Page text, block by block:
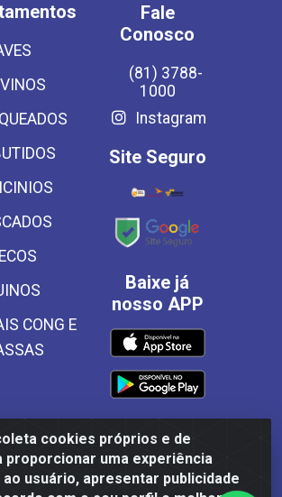
cookies próprios e de
uma experiência
usuário, apresentar publicidade
CONG E
Fale
Conosco
(81) 3788-
1000
Instagram
Site Seguro
Baixe já
nosso APP
e Importadora de Alimentos LTDA -
Sul Km 187, 310 Galpão - Santa Rosa,
55540-000 - CNPJ 03.504.437/0001-50